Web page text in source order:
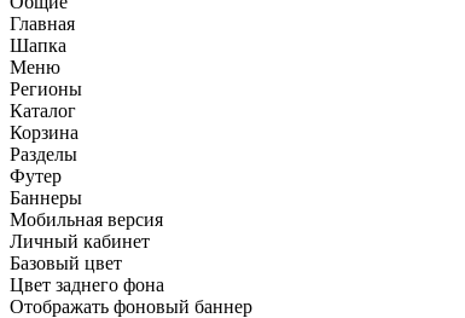
Главная
Шапка
Меню
Регионы
Каталог
Корзина
Разделы
Футер
Баннеры
Мобильная версия
Личный кабинет
Базовый цвет
Цвет заднего фона
Отображать фоновый баннер